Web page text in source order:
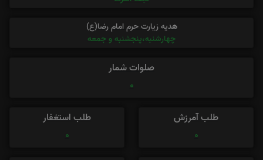
هدیه زیارت حرم امام رضا(ع)
چهارشنبه،پنجشنبه و جمعه
صلوات شمار
0
طلب آمرزش
0
طلب استغفار
0